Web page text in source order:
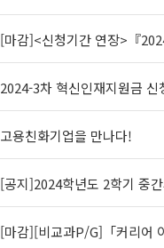
[마감]<신청기간 연장>『
2024-3차 혁신인재지원금
고용친화기업을 만나다!
[공지]2024학년도 2학기 중
[마감][비교과P/G]「커리어